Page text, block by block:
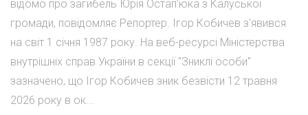
відомо про загибель Юрія Остап'юка з Калуської
громади, повідомляє Репортер. Ігор Кобичев з'явився
на світ 1 січня 1987 року. На веб-ресурсі Міністерства
внутрішніх справ України в секції "Зниклі особи"
зазначено, що Ігор Кобичев зник безвісти 12 травня
2026 року в ок...